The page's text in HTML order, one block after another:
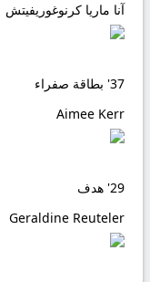
آنا ماريا كرنوغوريفيتش
37' بطاقة صفراء
Aimee Kerr
29' هدف
Geraldine Reuteler